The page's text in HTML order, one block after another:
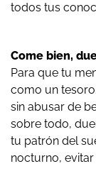
todos tus
Come bien,
Para que tu
como un
sin abusar de
sobre todo,
tu patrón del
nocturno,